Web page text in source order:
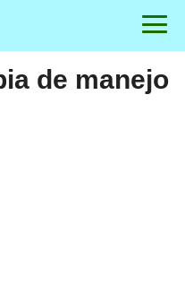
de manejo